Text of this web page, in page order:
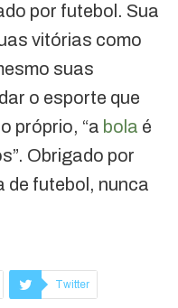
por futebol. Sua
vitórias como
suas
o esporte que
próprio, “a bola é
Obrigado por
de futebol, nunca
Twitter